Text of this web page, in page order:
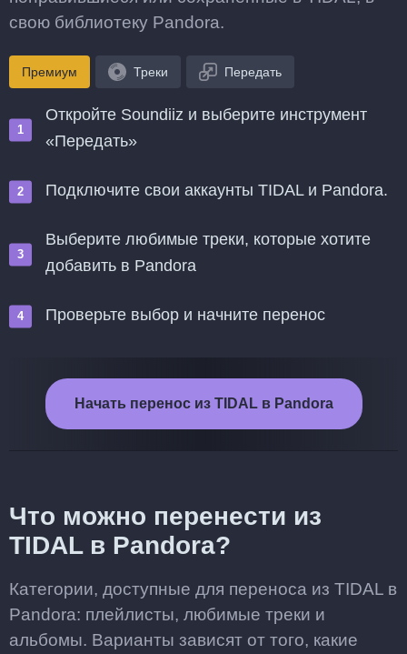
свою библиотеку Pandora.
Премиум Треки Передать
Откройте Soundiiz и выберите инструмент
«Передать»
Подключите свои аккаунты TIDAL и Pandora.
Выберите любимые треки, которые хотите
добавить в Pandora
Проверьте выбор и начните перенос
Начать перенос из TIDAL в Pandora
Что можно перенести из
TIDAL в Pandora?
Категории, доступные для переноса из TIDAL в
Pandora: плейлисты, любимые треки и
альбомы. Варианты зависят от того, какие